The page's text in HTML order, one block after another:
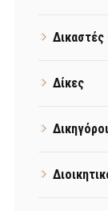
Δικαστές
Δίκες
Δικηγόροι